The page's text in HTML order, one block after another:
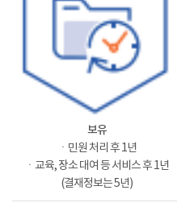
보유
ㆍ민원 처리 후 1년
ㆍ교육, 장소 대여 등 서비스 후 1년
(결재정보는 5년)